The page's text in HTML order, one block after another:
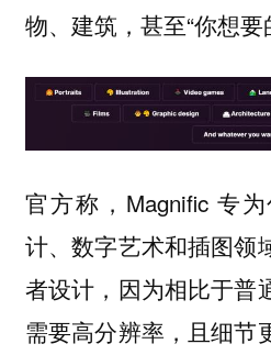
物、建筑，甚至“你想要
官方称，Magnific 专
计、数字艺术和插图领
者设计，因为相比于普
需要高分辨率，且细节